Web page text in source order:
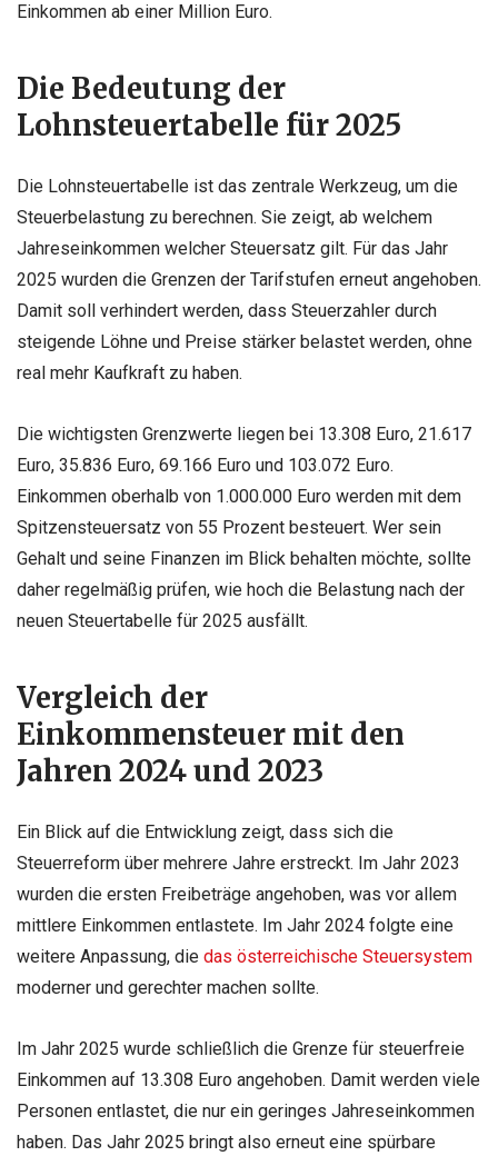
Einkommen ab einer Million Euro.
Die Bedeutung der
Lohnsteuertabelle für 2025
Die Lohnsteuertabelle ist das zentrale Werkzeug, um die
Steuerbelastung zu berechnen. Sie zeigt, ab welchem
Jahreseinkommen welcher Steuersatz gilt. Für das Jahr
2025 wurden die Grenzen der Tarifstufen erneut angehoben.
Damit soll verhindert werden, dass Steuerzahler durch
steigende Löhne und Preise stärker belastet werden, ohne
real mehr Kaufkraft zu haben.
Die wichtigsten Grenzwerte liegen bei 13.308 Euro, 21.617
Euro, 35.836 Euro, 69.166 Euro und 103.072 Euro.
Einkommen oberhalb von 1.000.000 Euro werden mit dem
Spitzensteuersatz von 55 Prozent besteuert. Wer sein
Gehalt und seine Finanzen im Blick behalten möchte, sollte
daher regelmäßig prüfen, wie hoch die Belastung nach der
neuen Steuertabelle für 2025 ausfällt.
Vergleich der
Einkommensteuer mit den
Jahren 2024 und 2023
Ein Blick auf die Entwicklung zeigt, dass sich die
Steuerreform über mehrere Jahre erstreckt. Im Jahr 2023
wurden die ersten Freibeträge angehoben, was vor allem
mittlere Einkommen entlastete. Im Jahr 2024 folgte eine
weitere Anpassung, die das österreichische Steuersystem
moderner und gerechter machen sollte.
Im Jahr 2025 wurde schließlich die Grenze für steuerfreie
Einkommen auf 13.308 Euro angehoben. Damit werden viele
Personen entlastet, die nur ein geringes Jahreseinkommen
haben. Das Jahr 2025 bringt also erneut eine spürbare